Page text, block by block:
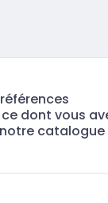
dont vous
catalogue